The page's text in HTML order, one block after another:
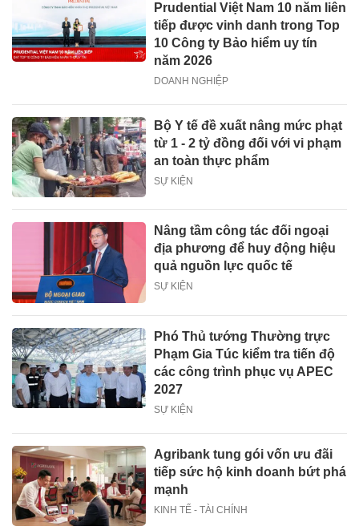
Prudential Việt Nam 10 năm liên
tiếp được vinh danh trong Top
10 Công ty Bảo hiểm uy tín
năm 2026
DOANH NGHIỆP
Bộ Y tế đề xuất nâng mức phạt
từ 1 - 2 tỷ đồng đối với vi phạm
an toàn thực phẩm
SỰ KIỆN
Nâng tầm công tác đối ngoại
địa phương để huy động hiệu
quả nguồn lực quốc tế
SỰ KIỆN
Phó Thủ tướng Thường trực
Phạm Gia Túc kiểm tra tiến độ
các công trình phục vụ APEC
2027
SỰ KIỆN
Agribank tung gói vốn ưu đãi
tiếp sức hộ kinh doanh bứt phá
mạnh
KINH TẾ - TÀI CHÍNH